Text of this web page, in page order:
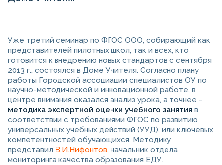
Уже третий семинар по ФГОС ООО, собирающий как
представителей пилотных школ, так и всех, кто
готовится к внедрению новых стандартов с сентября
2013 г., состоялся в Доме Учителя. Согласно плану
работы Городской ассоциации специалистов ОУ по
научно-методической и инновационной работе, в
центре внимания оказался анализ урока, а точнее -
методика экспертной оценки учебного занятия в
соответствии с требованиями ФГОС по развитию
универсальных учебных действий (УУД), или ключевых
компетентностей обучающихся. Методику
представил В.И.Нифонтов, начальник отдела
мониторинга качества образования ЕДУ.